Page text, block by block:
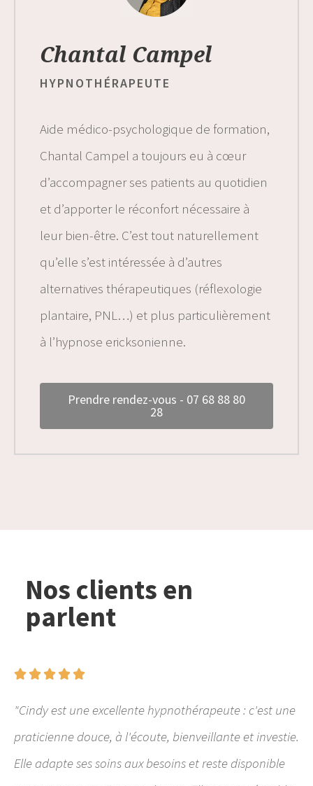
Chantal Campel
HYPNOTHÉRAPEUTE
Aide médico-psychologique de formation,
Chantal Campel a toujours eu à cœur
d’accompagner ses patients au quotidien
et d’apporter le réconfort nécessaire à
leur bien-être. C’est tout naturellement
qu’elle s’est intéressée à d’autres
alternatives thérapeutiques (réflexologie
plantaire, PNL…) et plus particulièrement
à l’hypnose ericksonienne.
Prendre rendez-vous - 07 68 88 80
28
Nos clients en
parlent

"Cindy est une excellente hypnothérapeute : c'est une
praticienne douce, à l'écoute, bienveillante et investie.
Elle adapte ses soins aux besoins et reste disponible